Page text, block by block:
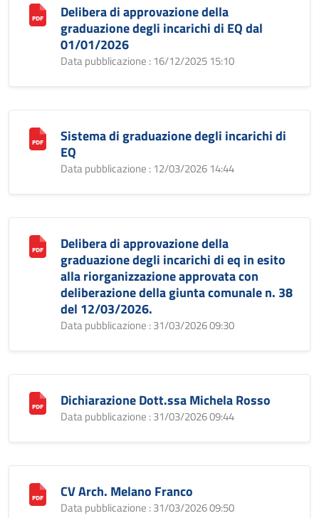
Delibera di approvazione della
graduazione degli incarichi di EQ dal
01/01/2026
Data pubblicazione : 16/12/2025 15:10
Sistema di graduazione degli incarichi di
EQ
Data pubblicazione : 12/03/2026 14:44
Delibera di approvazione della
graduazione degli incarichi di eq in esito
alla riorganizzazione approvata con
deliberazione della giunta comunale n. 38
del 12/03/2026.
Data pubblicazione : 31/03/2026 09:30
Dichiarazione Dott.ssa Michela Rosso
Data pubblicazione : 31/03/2026 09:44
CV Arch. Melano Franco
Data pubblicazione : 31/03/2026 09:50